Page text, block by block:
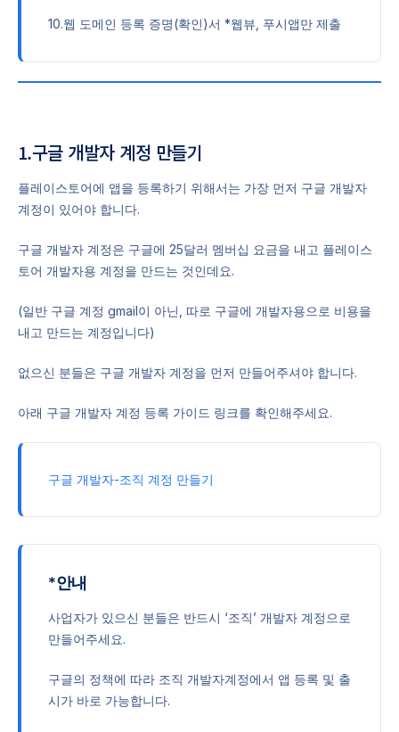
10.웹 도메인 등록 증명(확인)서 *웹뷰, 푸시앱만 제출
1.구글 개발자 계정 만들기
플레이스토어에 앱을 등록하기 위해서는 가장 먼저 구글 개발자
계정이 있어야 합니다.
구글 개발자 계정은 구글에 25달러 멤버십 요금을 내고 플레이스
토어 개발자용 계정을 만드는 것인데요.
(일반 구글 계정 gmail이 아닌, 따로 구글에 개발자용으로 비용을
내고 만드는 계정입니다)
없으신 분들은 구글 개발자 계정을 먼저 만들어주셔야 합니다.
아래 구글 개발자 계정 등록 가이드 링크를 확인해주세요.
구글 개발자-조직 계정 만들기
*안내
사업자가 있으신 분들은 반드시 ‘조직’ 개발자 계정으로
만들어주세요.
구글의 정책에 따라 조직 개발자계정에서 앱 등록 및 출
시가 바로 가능합니다.